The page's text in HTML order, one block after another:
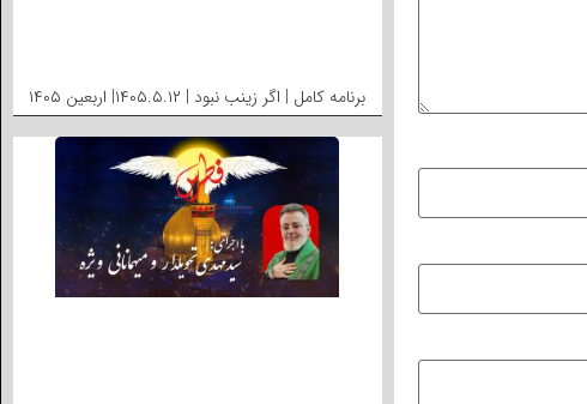
برنامه کامل | اگر زینب نبود | ۱۴۰۵.۵.۱۲| اربعین ۱۴۰۵